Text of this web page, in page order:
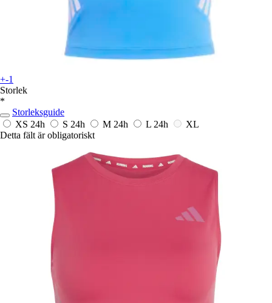
+-1
Storlek
*
Storleksguide
XS 24h S 24h M 24h L 24h
XL
Detta fält är obligatoriskt